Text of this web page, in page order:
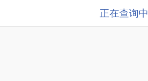
正在查询中